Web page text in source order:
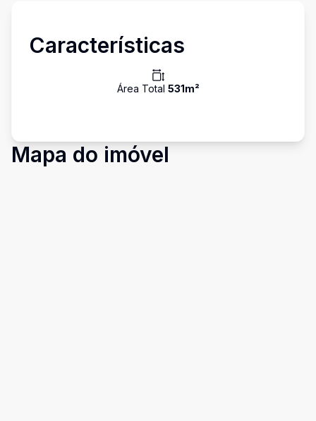
Características
Área Total 531m²
Mapa do imóvel